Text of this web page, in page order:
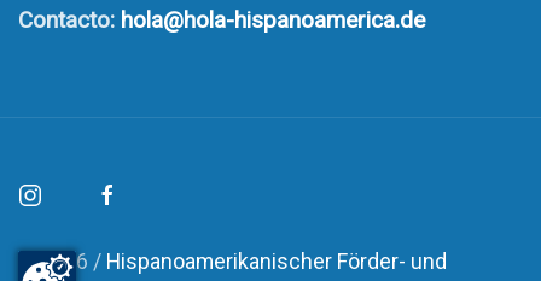
Contacto: hola@hola-hispanoamerica.de
© 2026 / Hispanoamerikanischer Förder- und